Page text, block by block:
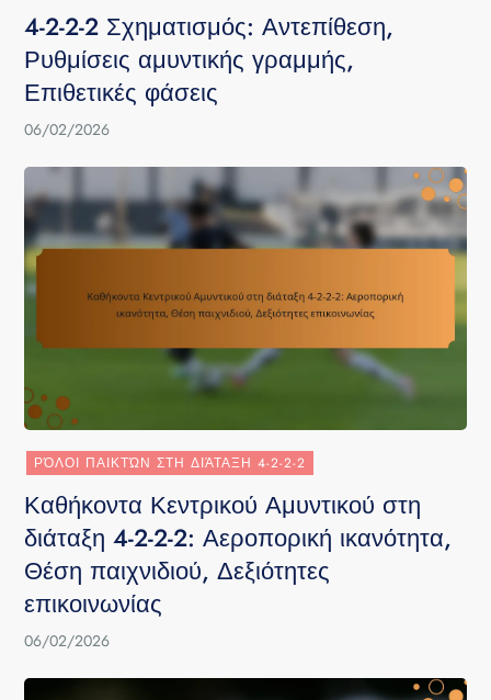
4-2-2-2 Σχηματισμός: Αντεπίθεση,
Ρυθμίσεις αμυντικής γραμμής,
Επιθετικές φάσεις
06/02/2026
ΡΌΛΟΙ ΠΑΙΚΤΏΝ ΣΤΗ ΔΙΆΤΑΞΗ 4-2-2-2
Καθήκοντα Κεντρικού Αμυντικού στη
διάταξη 4-2-2-2: Αεροπορική ικανότητα,
Θέση παιχνιδιού, Δεξιότητες
επικοινωνίας
06/02/2026